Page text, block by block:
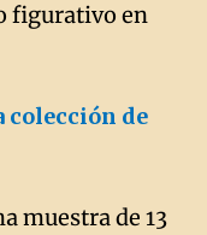
figurativo en
colección de
muestra de 13